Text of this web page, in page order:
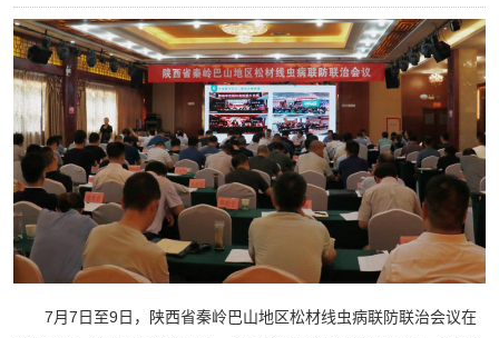
7月7日至9日，陕西省秦岭巴山地区松材线虫病联防联治会议在